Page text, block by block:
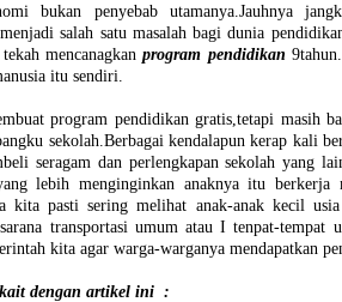
bukan penyebab utamanya.Jauhnya
salah satu masalah bagi dunia
mencanagkanprogram pendidikan
itu sendiri.
program pendidikan gratis,tetapi masih
sekolah.Berbagai kendalapun kerap kali
seragam dan perlengkapan sekolah yang
lebih menginginkan anaknya itu berkerja
kita pasti sering melihat anak-anak kecil
transportasi umum atau I tenpat-tempat
kita agar warga-warganya mendapatkan
dengan artikel ini :